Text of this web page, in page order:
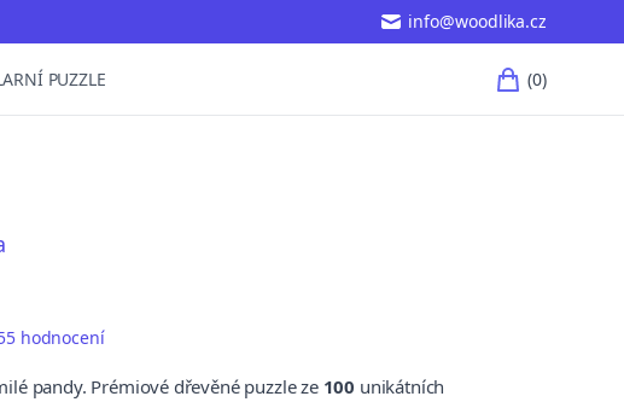
info@woodlika.cz
PUZZLE (0)položky
hodnocení
pandy. Prémiové dřevěné puzzle ze 100 unikátních